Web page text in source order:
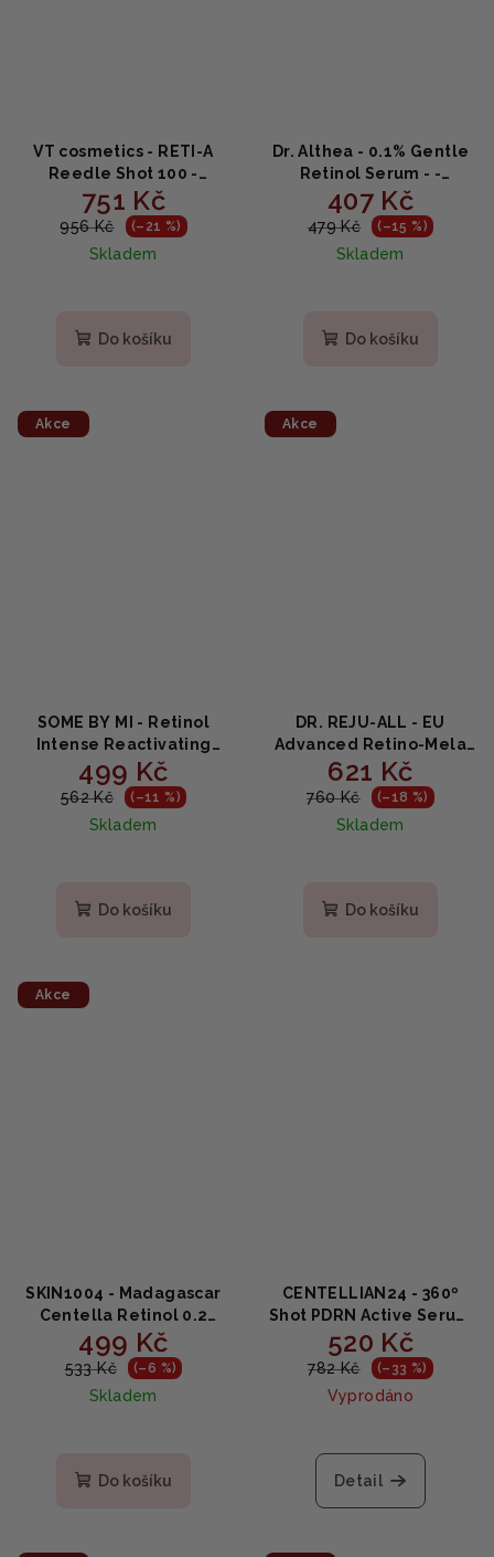
VT cosmetics - RETI-A
Reedle Shot 100 -
Booster s
mikrojehličkovou
technologií pro zjemnění
pleti 50ml
751 Kč
956 Kč (–21 %)
Skladem
Do košíku
Dr. Althea - 0.1% Gentle
Retinol Serum - -
Retinolové sérum s
bakuchiolem a
panthenolem 30 ml
407 Kč
479 Kč (–15 %)
Skladem
Do košíku
Akce
SOME BY MI - Retinol
Intense Reactivating
Serum - Sérum s
retinolem 30ml
499 Kč
562 Kč (–11 %)
Skladem
Do košíku
Akce
DR. REJU-ALL - EU
Advanced Retino-Mela
Serum - Rozjasňující
sérum s retinoidem HPR,
niacinamidem a
kyselinou tranexamovou
621 Kč
760 Kč (–18 %)
Skladem
Do košíku
Akce
SKIN1004 - Madagascar
Centella Retinol 0.2
Boosting Shot Ampoule -
Regenerační sérum s
0,2% retinolem a
centelou 30ml
499 Kč
533 Kč (–6 %)
Skladem
Do košíku
CENTELLIAN24 - 360º
Shot PDRN Active Serum
- Zpevňující sérum s
PDRN a kolagenem 50ml
520 Kč
782 Kč (–33 %)
Vyprodáno
Detail